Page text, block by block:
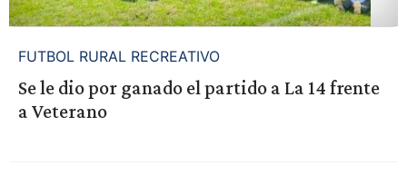
FUTBOL RURAL RECREATIVO
Se le dio por ganado el partido a La 14 frente
a Veterano